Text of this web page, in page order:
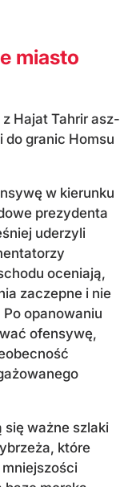
miasto
Hajat Tahrir asz-
do granic Homsu
w kierunku
prezydenta
uderzyli
oceniają,
zaczepne i nie
opanowaniu
ofensywę,
się ważne szlaki
które